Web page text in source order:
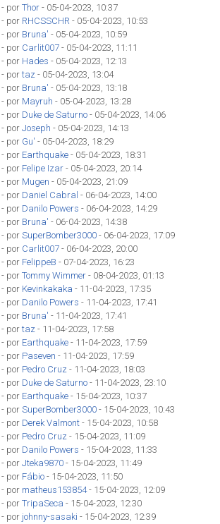
- porThor - 05-04-2023, 10:37
- por RHCSSCHR - 05-04-2023, 10:53
- por Bruna' - 05-04-2023, 10:59
- por Carlit007 - 05-04-2023, 11:11
- por Hades - 05-04-2023, 12:13
- portaz - 05-04-2023, 13:04
- por Bruna' - 05-04-2023, 13:18
- por Mayruh - 05-04-2023, 13:28
- por Duke de Saturno - 05-04-2023, 14:06
- porJoseph - 05-04-2023, 14:13
- por Gu' - 05-04-2023, 18:29
- por Earthquake - 05-04-2023, 18:31
- por Felipe Izar - 05-04-2023, 20:14
- por Mugen - 05-04-2023, 21:09
- por Daniel Cabral - 06-04-2023, 14:00
- por Danilo Powers - 06-04-2023, 14:29
- por Bruna' - 06-04-2023, 14:38
- porSuperBomber3000 - 06-04-2023, 17:09
- por Carlit007 - 06-04-2023, 20:00
- por FelippeB - 07-04-2023, 16:23
- porTommy Wimmer - 08-04-2023, 01:13
- por Kevinkakaka - 11-04-2023, 17:35
- por Danilo Powers - 11-04-2023, 17:41
- por Bruna' - 11-04-2023, 17:41
- portaz - 11-04-2023, 17:58
- por Earthquake - 11-04-2023, 17:59
- por Paseven - 11-04-2023, 17:59
- por Pedro Cruz - 11-04-2023, 18:03
- por Duke de Saturno - 11-04-2023, 23:10
- por Earthquake - 15-04-2023, 10:37
- porSuperBomber3000 - 15-04-2023, 10:43
- por Derek Valmont - 15-04-2023, 10:58
- por Pedro Cruz - 15-04-2023, 11:09
- por Danilo Powers - 15-04-2023, 11:33
- porJteka9870 - 15-04-2023, 11:49
- por Fábio - 15-04-2023, 11:50
- por matheus153854- 15-04-2023, 12:09
- porTripaSeca - 15-04-2023, 12:30
- por johnny-sasaki - 15-04-2023, 12:39